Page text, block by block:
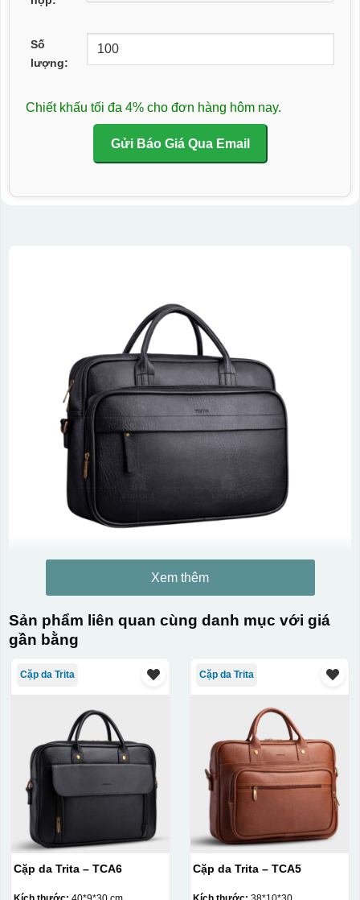
Số
lượng:
Chiết khấu tối đa 4% cho đơn hàng hôm nay.
Gửi Báo Giá Qua Email
Xem thêm
Sản phẩm liên quan cùng danh mục với giá
gần bằng
Cặp da Trita
Cặp da Trita – TCA6
Cặp da Trita
Cặp da Trita – TCA5